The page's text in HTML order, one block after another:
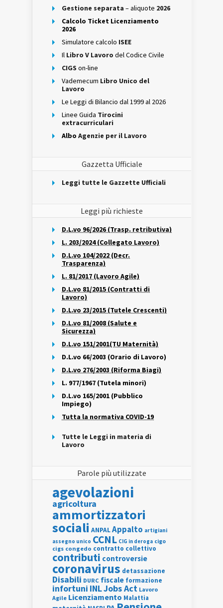
Gestione separata – aliquote 2026
Calcolo Ticket Licenziamento
2026
Simulatore calcolo ISEE
Il Libro V Lavoro del Codice Civile
CIGS on-line
Vademecum Libro Unico del
Lavoro
Le Leggi di Bilancio dal 1999 al 2026
Linee Guida Tirocini
extracurriculari
Albo Agenzie per il Lavoro
Gazzetta Ufficiale
Leggi tutte le Gazzette Ufficiali
Leggi più richieste
D.L.vo 96/2026 (Trasp. retributiva)
L. 203/2024 (Collegato Lavoro)
D.L.vo 104/2022 (Decr.
Trasparenza)
L. 81/2017 (Lavoro Agile)
D.L.vo 81/2015 (Contratti di
Lavoro)
D.L.vo 23/2015 (Tutele Crescenti)
D.L.vo 81/2008 (Salute e
Sicurezza)
D.L.vo 151/2001(TU Maternità)
D.L.vo 66/2003 (Orario di Lavoro)
D.L.vo 276/2003 (Riforma Biagi)
L. 977/1967 (Tutela minori)
D.L.vo 165/2001 (Pubblico
Impiego)
Tutta la normativa COVID-19
Tutte le Leggi in materia di
Lavoro
Parole più utilizzate
agevolazioni
agricoltura
ammortizzatori
sociali ANPALAppalto artigiani
assegno unico CCNL CIG in deroga cigo
cigs congedo contratto collettivo
contributi controversie
coronavirus detassazione
Disabili DURC fiscale formazione
infortuni INLJobs Act Lavoro
Agile Licenziamento Malattia